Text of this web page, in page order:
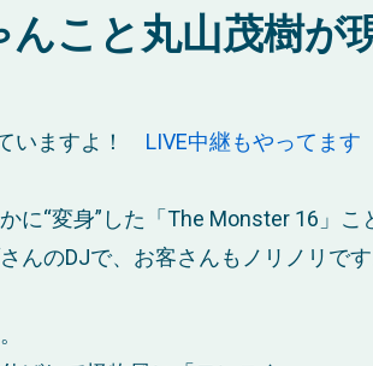
こと丸山茂樹が
いますよ！ LIVE中継もやってます
“変身”した「The Monster 16」こ
んのDJで、お客さんもノリノリです